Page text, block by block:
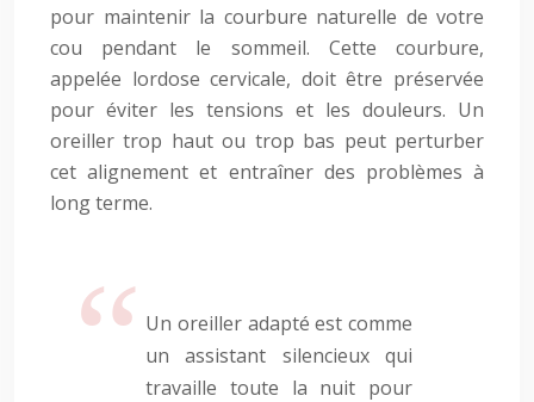
pour maintenir la courbure naturelle de votre
cou pendant le sommeil. Cette courbure,
appelée lordose cervicale, doit être préservée
pour éviter les tensions et les douleurs. Un
oreiller trop haut ou trop bas peut perturber
cet alignement et entraîner des problèmes à
long terme.
Un oreiller adapté est comme
un assistant silencieux qui
travaille toute la nuit pour